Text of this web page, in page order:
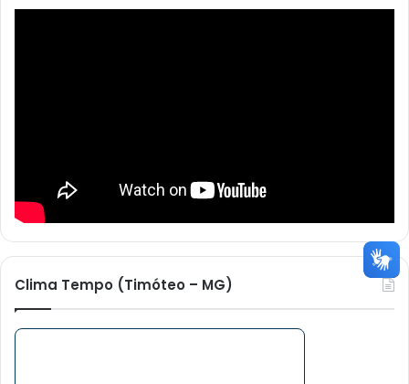
Clima Tempo (Timóteo – MG)